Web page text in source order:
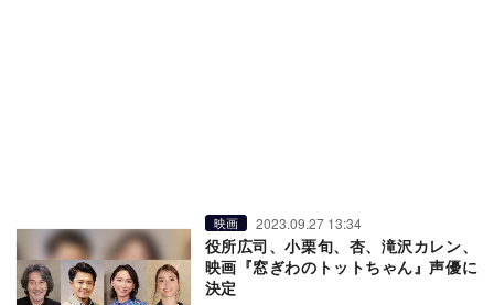
映画 2023.09.27 13:34
役所広司、小栗旬、杏、滝沢カレン、
映画『窓ぎわのトットちゃん』声優に
決定